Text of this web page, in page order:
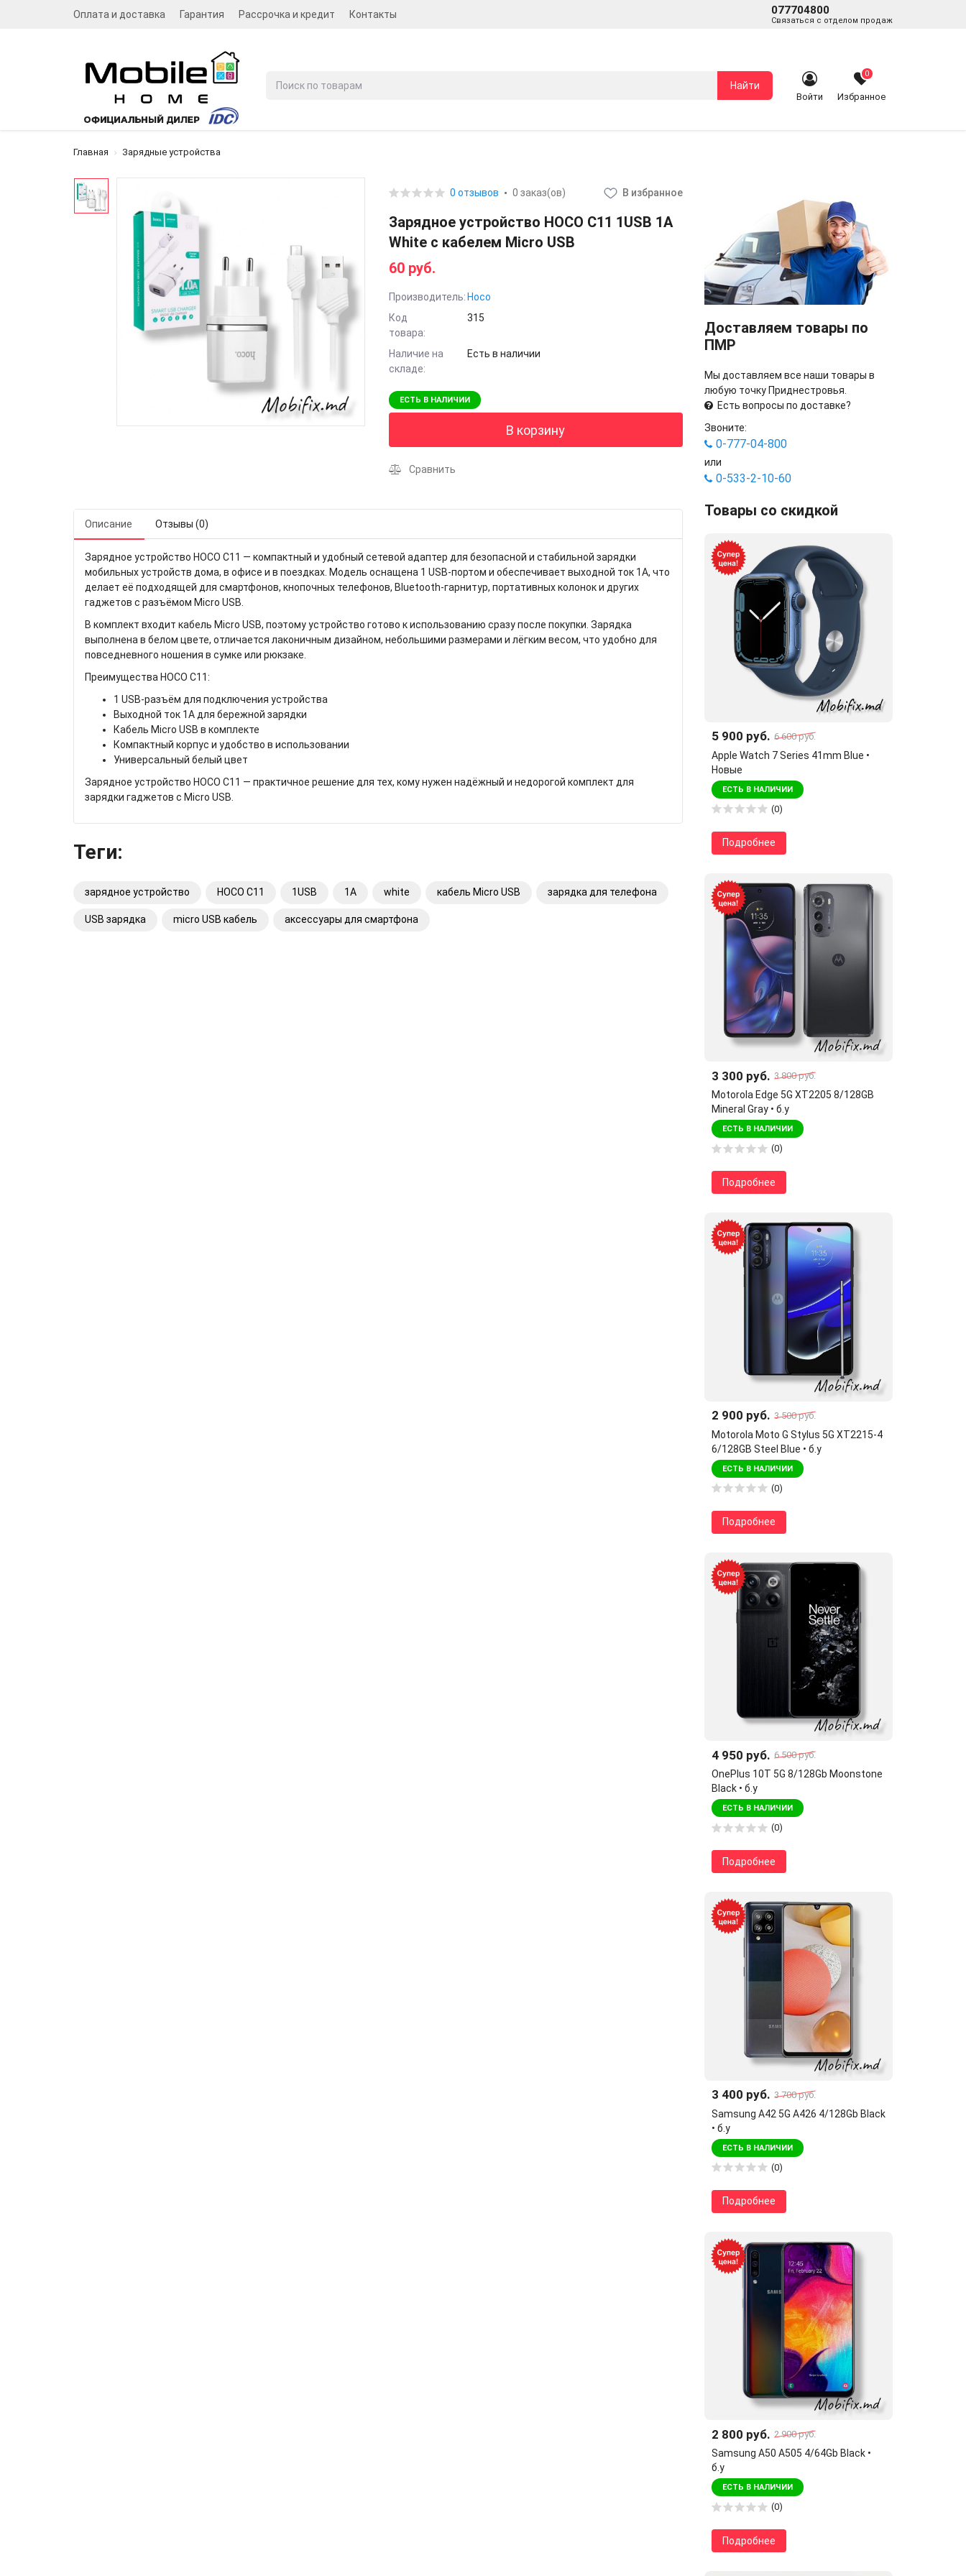
Оплата и доставка Гарантия Рассрочка и кредит Контакты 077704800
Связаться с отделом продаж
Найти
Войти
0
Избранное
Главная Зарядные устройства
0 отзывов 0 заказ(ов) В избранное
Зарядное устройство HOCO C11 1USB 1A
White с кабелем Micro USB
60 руб.
Производитель: Hoco
Код
товара:
315
Наличие на
складе:
Есть в наличии
ЕСТЬ В НАЛИЧИИ
В корзину
Сравнить
Описание Отзывы (0)
Зарядное устройство HOCO C11 — компактный и удобный сетевой адаптер для безопасной и стабильной зарядки
мобильных устройств дома, в офисе и в поездках. Модель оснащена 1 USB-портом и обеспечивает выходной ток 1А, что
делает её подходящей для смартфонов, кнопочных телефонов, Bluetooth-гарнитур, портативных колонок и других
гаджетов с разъёмом Micro USB.
В комплект входит кабель Micro USB, поэтому устройство готово к использованию сразу после покупки. Зарядка
выполнена в белом цвете, отличается лаконичным дизайном, небольшими размерами и лёгким весом, что удобно для
повседневного ношения в сумке или рюкзаке.
Преимущества HOCO C11:
1 USB-разъём для подключения устройства
Выходной ток 1А для бережной зарядки
Кабель Micro USB в комплекте
Компактный корпус и удобство в использовании
Универсальный белый цвет
Зарядное устройство HOCO C11 — практичное решение для тех, кому нужен надёжный и недорогой комплект для
зарядки гаджетов с Micro USB.
Теги:
зарядное устройство HOCO C11 1USB 1А white кабель Micro USB зарядка для телефона
USB зарядка micro USB кабель аксессуары для смартфона
Доставляем товары по
ПМР
Мы доставляем все наши товары в
любую точку Приднестровья.
Есть вопросы по доставке?
Звоните:
0-777-04-800
или
0-533-2-10-60
Товары со скидкой
5 900 руб. 6 600 руб.
Apple Watch 7 Series 41mm Blue •
Новые
ЕСТЬ В НАЛИЧИИ
(0)
Подробнее
3 300 руб. 3 800 руб.
Motorola Edge 5G XT2205 8/128GB
Mineral Gray • б.у
ЕСТЬ В НАЛИЧИИ
(0)
Подробнее
2 900 руб. 3 500 руб.
Motorola Moto G Stylus 5G XT2215-4
6/128GB Steel Blue • б.у
ЕСТЬ В НАЛИЧИИ
(0)
Подробнее
4 950 руб. 6 500 руб.
OnePlus 10T 5G 8/128Gb Moonstone
Black • б.у
ЕСТЬ В НАЛИЧИИ
(0)
Подробнее
3 400 руб. 3 700 руб.
Samsung A42 5G A426 4/128Gb Black
• б.у
ЕСТЬ В НАЛИЧИИ
(0)
Подробнее
2 800 руб. 2 900 руб.
Samsung A50 A505 4/64Gb Black •
б.у
ЕСТЬ В НАЛИЧИИ
(0)
Подробнее